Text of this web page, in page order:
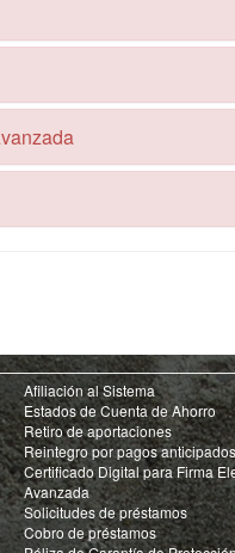
Afiliación al Sistema
Estados de Cuenta de Ahorro
Retiro de aportaciones
Reintegro por pagos anticipados
Certificado Digital para Firma
Avanzada
Solicitudes de préstamos
Cobro de préstamos